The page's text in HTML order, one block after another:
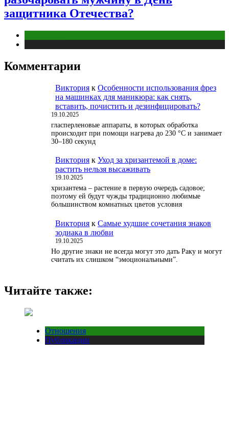
защитника Отечества?
Комментарии
Виктория к Особенности использования фрез
на машинках для маникюра: как снять,
вставить, почистить и дезинфицировать?
19.10.2025
гласперленовые аппараты, в которых обработка
происходит при помощи нагрева до 230 °С и занимает
30–180 секунд
Виктория к Уход за хризантемой в доме:
растить нельзя высаживать
19.10.2025
хризантема – растение в первую очередь садовое;
поэтому ей будут чужды традиционно любимые
большинством комнатных цветов условия
Виктория к Самые худшие сочетания знаков
зодиака в любви
19.10.2025
Но другие знаки не всегда могут это дать Раку и могут
считать их слишком “эмоциональными”.
Читайте также:
Отношения
Публикации